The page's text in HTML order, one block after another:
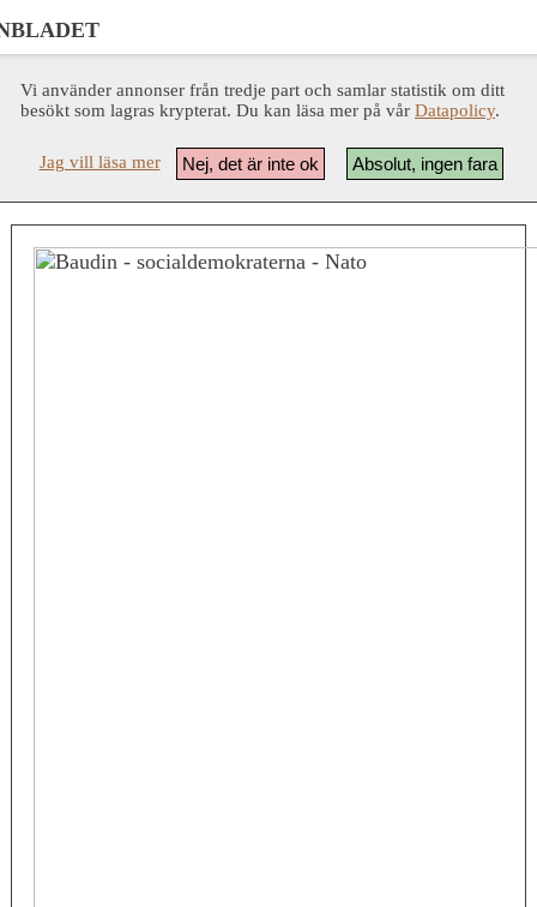
Vi använder annonser från tredje part och samlar statistik om ditt
besökt som lagras krypterat. Du kan läsa mer på vår Datapolicy.
Absolut, ingen fara
Nej, det är inte ok
Jag vill läsa mer